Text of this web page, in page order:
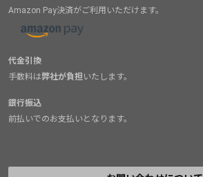
Amazon Pay決済がご利用いただけます。
代金引換
手数料は弊社が負担いたします。
銀行振込
前払いでのお支払いとなります。